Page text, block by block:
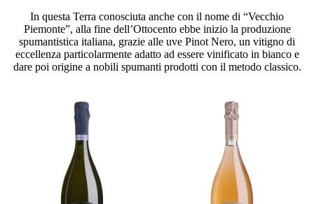
In questa Terra conosciuta anche con il nome di “Vecchio
Piemonte”, alla fine dell’Ottocento ebbe inizio la produzione
spumantistica italiana, grazie alle uve Pinot Nero, un vitigno di
eccellenza particolarmente adatto ad essere vinificato in bianco e
dare poi origine a nobili spumanti prodotti con il metodo classico.